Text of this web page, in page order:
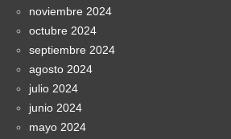
noviembre 2024
octubre 2024
septiembre 2024
agosto 2024
julio 2024
junio 2024
mayo 2024